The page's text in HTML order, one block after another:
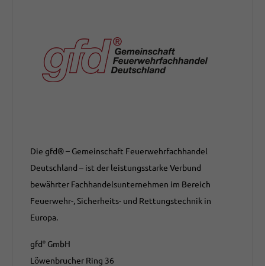
Die gfd® – Gemeinschaft Feuerwehrfachhandel
Deutschland – ist der leistungsstarke Verbund
bewährter Fachhandelsunternehmen im Bereich
Feuerwehr-, Sicherheits- und Rettungstechnik in
Europa.
gfd® GmbH
Löwenbrucher Ring 36